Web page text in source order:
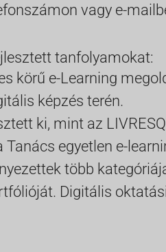
vagy e-
tanfolyamokat:
körű e-Learning
képzés terén.
ki, mint az
egyetlen e-
több
Digitális